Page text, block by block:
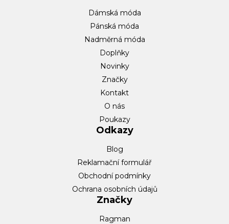
Dámská móda
Pánská móda
Nadměrná móda
Doplňky
Novinky
Značky
Kontakt
O nás
Poukazy
Odkazy
Blog
Reklamační formulář
Obchodní podmínky
Ochrana osobních údajů
Značky
Ragman